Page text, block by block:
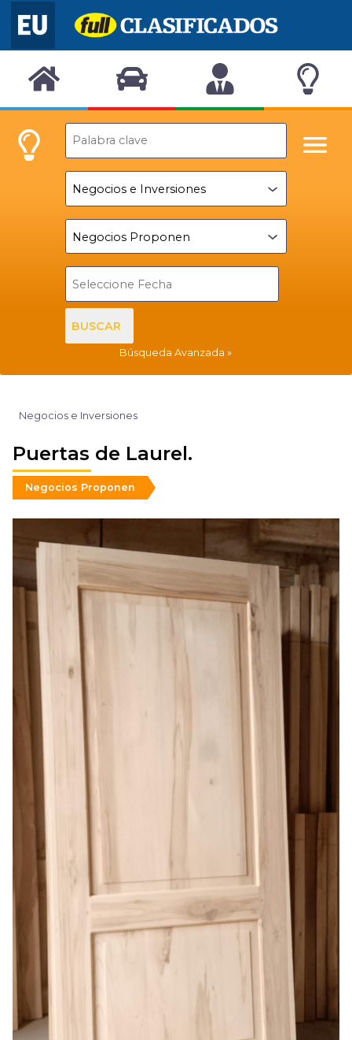
BUSCAR
Búsqueda Avanzada
Negocios e Inversiones
Puertas de Laurel.
Negocios Proponen